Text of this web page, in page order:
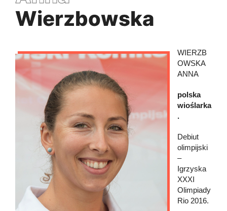
Wierzbowska
WIERZB
OWSKA
ANNA
polska
wioślarka
.
Debiut
olimpijski
–
Igrzyska
XXXI
Olimpiady
Rio 2016.